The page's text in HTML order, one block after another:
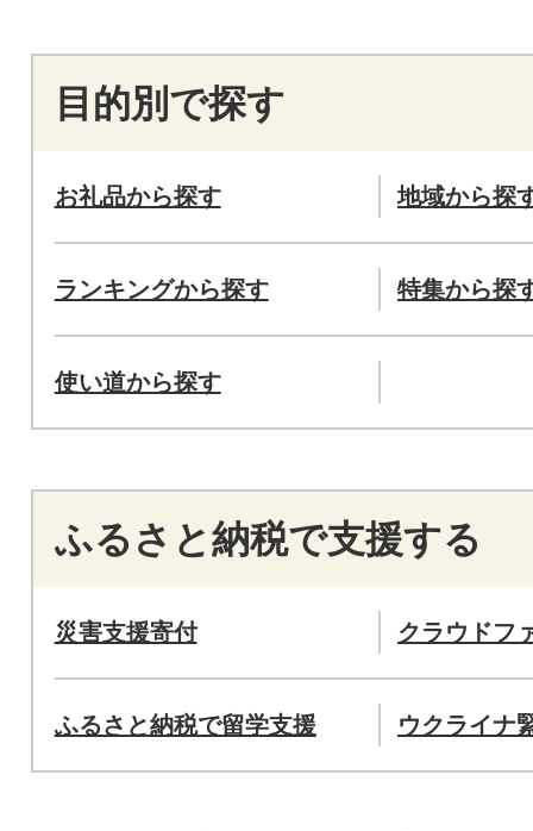
目的別で探す
お礼品から探す 地域から探
ランキングから探す 特集から探
使い道から探す
ふるさと納税で支援する
災害支援寄付 クラウドフ
ふるさと納税で留学支援 ウクライナ